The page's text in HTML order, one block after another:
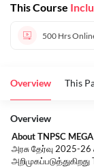
This Course
500 Hrs
Overview This
Overview
About TNPSC
அரசு தேர்வு 2025-